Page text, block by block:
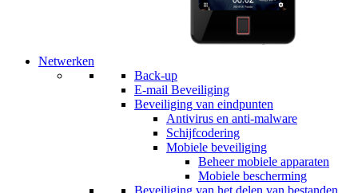
Netwerken
Back-up
E-mail Beveiliging
Beveiliging van eindpunten
Antivirus en anti-malware
Schijfcodering
Mobiele beveiliging
Beheer mobiele apparaten
Mobiele bescherming
Beveiliging van het delen van bestanden